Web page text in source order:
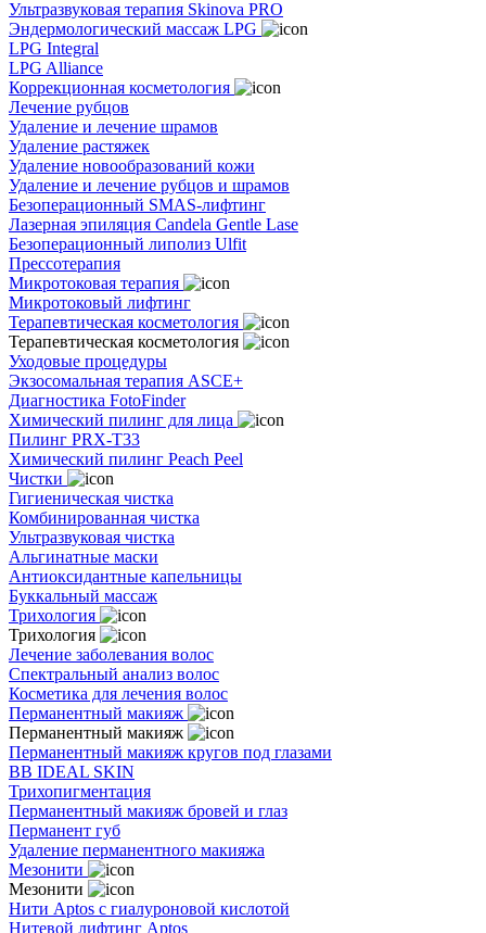
Ультразвуковая терапия Skinova PRO
Эндермологический массаж LPG
LPG Integral
LPG Alliance
Коррекционная косметология
Лечение рубцов
Удаление и лечение шрамов
Удаление растяжек
Удаление новообразований кожи
Удаление и лечение рубцов и шрамов
Безоперационный SMAS-лифтинг
Лазерная эпиляция Candela Gentle Lase
Безоперационный липолиз Ulfit
Прессотерапия
Микротоковая терапия
Микротоковый лифтинг
Терапевтическая косметология
Терапевтическая косметология
Уходовые процедуры
Экзосомальная терапия ASCE+
Диагностика FotoFinder
Химический пилинг для лица
Пилинг PRX-T33
Химический пилинг Peach Peel
Чистки
Гигиеническая чистка
Комбинированная чистка
Ультразвуковая чистка
Альгинатные маски
Антиоксидантные капельницы
Буккальный массаж
Трихология
Трихология
Лечение заболевания волос
Спектральный анализ волос
Косметика для лечения волос
Перманентный макияж
Перманентный макияж
Перманентный макияж кругов под глазами
BB IDEAL SKIN
Трихопигментация
Перманентный макияж бровей и глаз
Перманент губ
Удаление перманентного макияжа
Мезонити
Мезонити
Нити Aptos с гиалуроновой кислотой
Нитевой лифтинг Aptos